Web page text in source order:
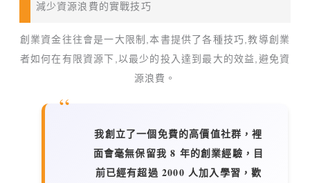
減少資源浪費的實戰技巧
創業資金往往會是一大限制,本書提供了各種技巧,教導創業
者如何在有限資源下,以最少的投入達到最大的效益,避免資
源浪費。
我創立了一個免費的高價值社群，裡
面會毫無保留我 8 年的創業經驗，目
前已經有超過 2000 人加入學習，歡